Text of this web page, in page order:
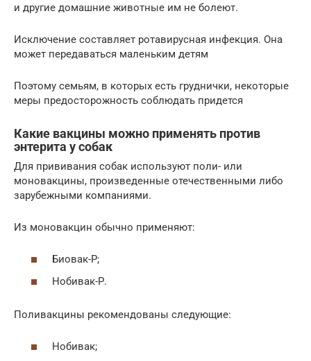
и другие домашние животные им не болеют.
Исключение составляет ротавирусная инфекция. Она
может передаваться маленьким детям
Поэтому семьям, в которых есть груднички, некоторые
меры предосторожность соблюдать придется
Какие вакцины можно применять против
энтерита у собак
Для прививания собак используют поли- или
моновакцины, произведенные отечественными либо
зарубежными компаниями.
Из моновакцин обычно применяют:
Биовак-Р;
Нобивак-Р.
Поливакцины рекомендованы следующие:
Нобивак;